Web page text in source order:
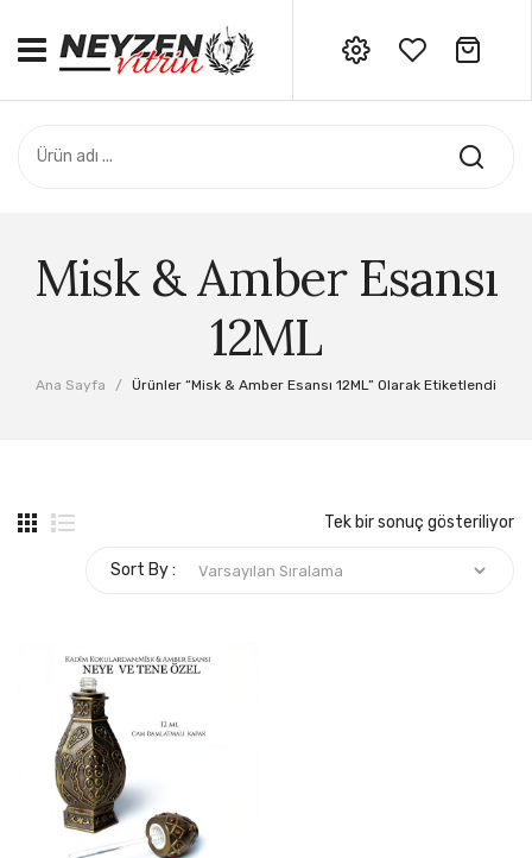
ANASAYFA
ADANA CEYHAN SERI
AKSESUAR
No products in the cart.
Misk & Amber Esansı
12ML
Ana Sayfa / Ürünler “Misk & Amber Esansı 12ML” Olarak Etiketlendi
Tek bir sonuç gösteriliyor
Sort By :